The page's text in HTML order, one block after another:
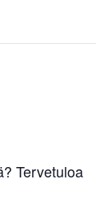
Tervetuloa